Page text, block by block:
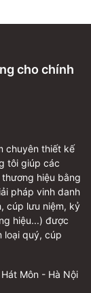
cho chính
chuyên thiết kế
tôi giúp các
hiệu bằng
pháp vinh danh
cúp lưu niệm, kỷ
hiệu...) được
loại quý, cúp
Môn - Hà Nội